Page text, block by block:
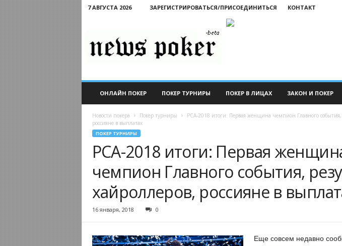
7 АВГУСТА 2026 ЗАРЕГИСТРИРОВАТЬСЯ/ПРИСОЕДИНИТЬСЯ КОНТАКТ
ОНЛАЙН ПОКЕР ПОКЕР ТУРНИРЫ ПОКЕР В ЛИЦАХ ЗАКОН И ПОКЕР
Новости покера Покер турниры
PCA-2018 итоги: Первая женщина чемпион Главного события,
россияне в выплатах
ПОКЕР ТУРНИРЫ
PCA-2018 итоги: Первая
чемпион Главного события,
хайроллеров, россияне в
16 января, 2018 0
Еще совсем недавно